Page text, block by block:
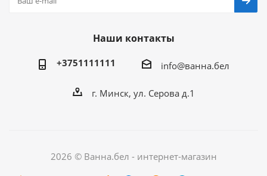
Наши контакты
+3751111111 info@ванна.бел
г. Минск, ул. Серова д.1
2026 © Ванна.бел - интернет-магазин